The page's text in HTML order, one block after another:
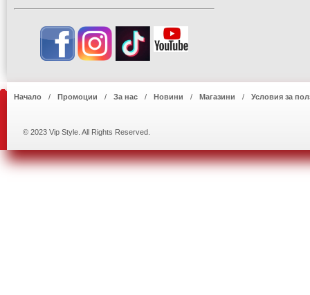
Начало Промоции За нас Новини Магазини Условия за
© 2023 Vip Style. All Rights Reserved.